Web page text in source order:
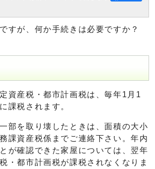
すが、何か手続きは必要ですか？
資産税・都市計画税は、毎年1月1
課税されます。
部を取り壊したときは、面積の大小
課資産税係までご連絡下さい。年内
が確認できた家屋については、翌年
・都市計画税が課税されなくなりま